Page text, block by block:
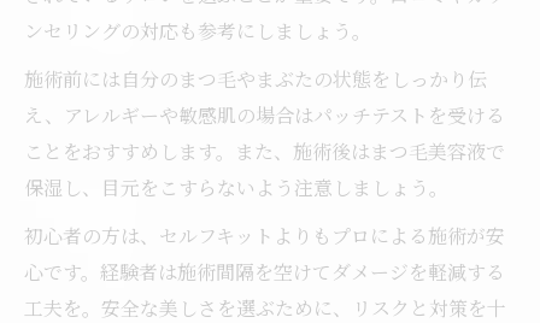
ンセリングの対応も参考にしましょう。
施術前には自分のまつ毛やまぶたの状態をしっかり伝
え、アレルギーや敏感肌の場合はパッチテストを受ける
ことをおすすめします。また、施術後はまつ毛美容液で
保湿し、目元をこすらないよう注意しましょう。
初心者の方は、セルフキットよりもプロによる施術が安
心です。経験者は施術間隔を空けてダメージを軽減する
工夫を。安全な美しさを選ぶために、リスクと対策を十